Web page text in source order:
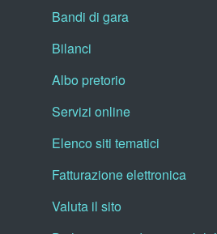
Bandi di gara
Bilanci
Albo pretorio
Servizi online
Elenco siti tematici
Fatturazione elettronica
Valuta il sito